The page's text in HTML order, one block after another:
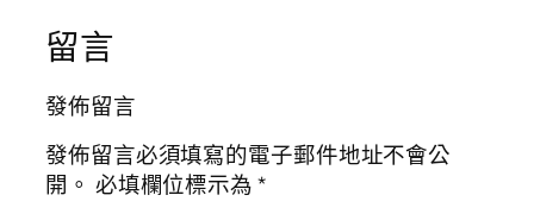
留言
發佈留言
發佈留言必須填寫的電子郵件地址不會公
開。 必填欄位標示為*